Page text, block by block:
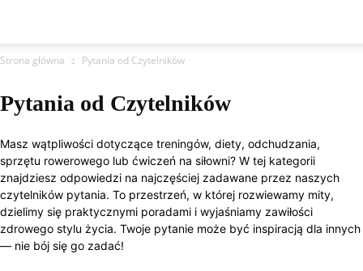
Strona główna Pytania od Czytelników
Pytania od Czytelników
Masz wątpliwości dotyczące treningów, diety, odchudzania,
sprzętu rowerowego lub ćwiczeń na siłowni? W tej kategorii
znajdziesz odpowiedzi na najczęściej zadawane przez naszych
czytelników pytania. To przestrzeń, w której rozwiewamy mity,
dzielimy się praktycznymi poradami i wyjaśniamy zawiłości
zdrowego stylu życia. Twoje pytanie może być inspiracją dla innych
— nie bój się go zadać!